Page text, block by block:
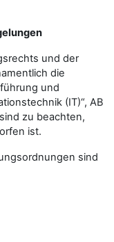
und der
die
und
(IT)“, AB
zu beachten,
ist.
sind